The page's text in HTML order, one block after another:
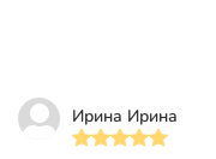
разместить блюдо
Как ухаживать за
дольше служила?
Ирина Ирина